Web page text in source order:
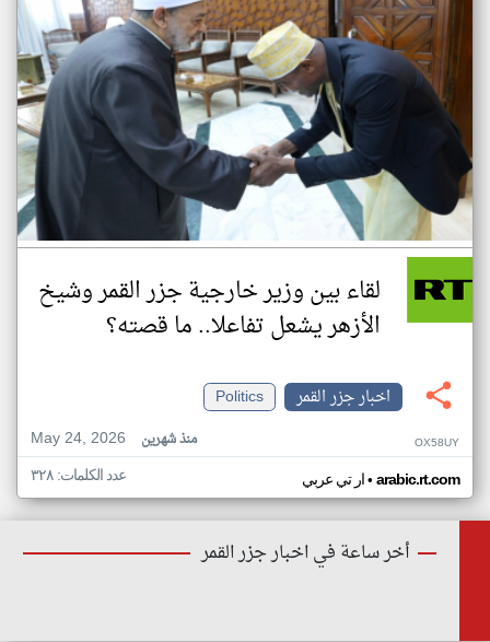
لقاء بين وزير خارجية جزر القمر وشيخ
الأزهر يشعل تفاعلا.. ما قصته؟
اخبار جزر القمر
Politics
May 24, 2026
منذ شهرين OX58UY
ار تي عربي• arabic.rt.com عدد الكلمات: ٣٢٨
أخر ساعة في اخبار جزر القمر